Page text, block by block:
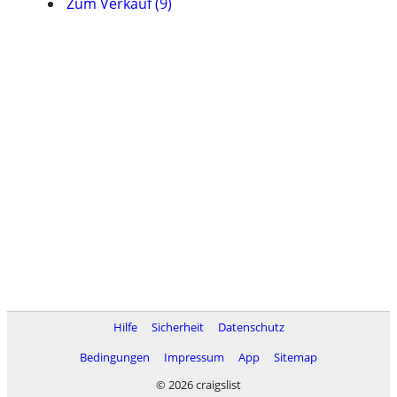
Hilfe Sicherheit
Datenschutz
Bedingungen
Impressum App
Sitemap
© 2026 craigslist